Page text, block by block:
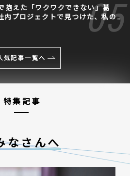
抱えた「ワクワクできない」葛
内プロジェクトで見つけた、私の
気記事一覧へ
特集記事
なさんへ